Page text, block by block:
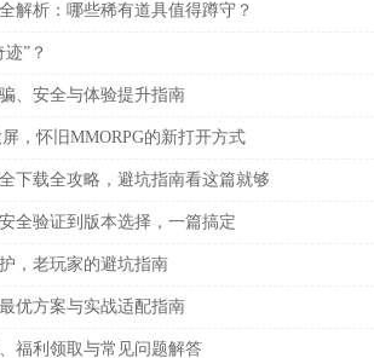
解析：哪些稀有道具值得蹲守？
”？
、安全与体验提升指南
，怀旧MMORPG的新打开方式
下载全攻略，避坑指南看这篇就够
全验证到版本选择，一篇搞定
，老玩家的避坑指南
优方案与实战适配指南
福利领取与常见问题解答